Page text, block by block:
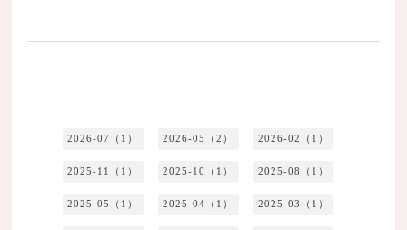
2026-07（1） 2026-05（2） 2026-02（1）
2025-11（1） 2025-10（1） 2025-08（1）
2025-05（1） 2025-04（1） 2025-03（1）